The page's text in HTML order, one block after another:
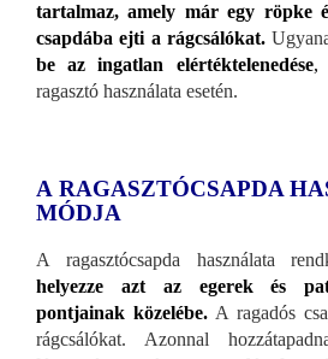
tartalmaz, amely már egy röpke
csapdába ejti a rágcsálókat.
be az ingatlan elértéktelenedése,
ragasztó használata esetén.
A RAGASZTÓCSAPDA
MÓDJA
A ragasztócsapda használata
helyezze azt az egerek és
pontjainak közelébe. A ragadós
rágcsálókat. Azonnal